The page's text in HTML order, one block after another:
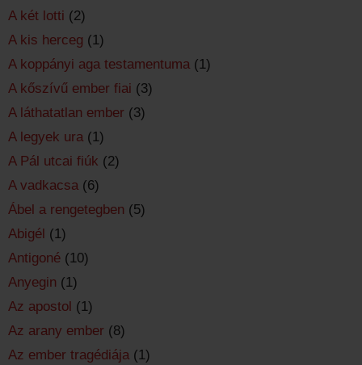
A két lotti (2)
A kis herceg (1)
A koppányi aga testamentuma (1)
A kőszívű ember fiai (3)
A láthatatlan ember (3)
A legyek ura (1)
A Pál utcai fiúk (2)
A vadkacsa (6)
Ábel a rengetegben (5)
Abigél (1)
Antigoné (10)
Anyegin (1)
Az apostol (1)
Az arany ember (8)
Az ember tragédiája (1)